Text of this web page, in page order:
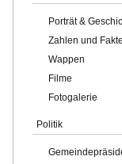
Porträt &
Zahlen und
Wappen
Filme
Fotogalerie
Politik